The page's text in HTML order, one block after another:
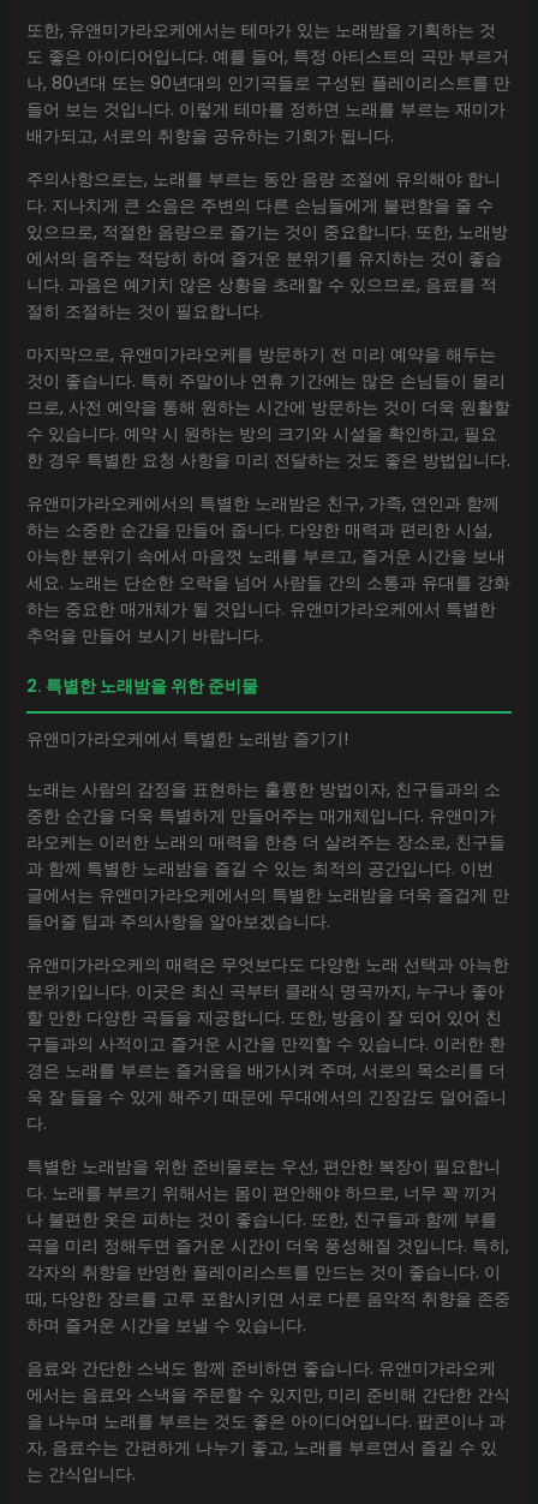
또한, 유앤미가라오케에서는 테마가 있는 노래밤을 기획하는 것
도 좋은 아이디어입니다. 예를 들어, 특정 아티스트의 곡만 부르거
나, 80년대 또는 90년대의 인기곡들로 구성된 플레이리스트를 만
들어 보는 것입니다. 이렇게 테마를 정하면 노래를 부르는 재미가
배가되고, 서로의 취향을 공유하는 기회가 됩니다.
주의사항으로는, 노래를 부르는 동안 음량 조절에 유의해야 합니
다. 지나치게 큰 소음은 주변의 다른 손님들에게 불편함을 줄 수
있으므로, 적절한 음량으로 즐기는 것이 중요합니다. 또한, 노래방
에서의 음주는 적당히 하여 즐거운 분위기를 유지하는 것이 좋습
니다. 과음은 예기치 않은 상황을 초래할 수 있으므로, 음료를 적
절히 조절하는 것이 필요합니다.
마지막으로, 유앤미가라오케를 방문하기 전 미리 예약을 해두는
것이 좋습니다. 특히 주말이나 연휴 기간에는 많은 손님들이 몰리
므로, 사전 예약을 통해 원하는 시간에 방문하는 것이 더욱 원활할
수 있습니다. 예약 시 원하는 방의 크기와 시설을 확인하고, 필요
한 경우 특별한 요청 사항을 미리 전달하는 것도 좋은 방법입니다.
유앤미가라오케에서의 특별한 노래밤은 친구, 가족, 연인과 함께
하는 소중한 순간을 만들어 줍니다. 다양한 매력과 편리한 시설,
아늑한 분위기 속에서 마음껏 노래를 부르고, 즐거운 시간을 보내
세요. 노래는 단순한 오락을 넘어 사람들 간의 소통과 유대를 강화
하는 중요한 매개체가 될 것입니다. 유앤미가라오케에서 특별한
추억을 만들어 보시기 바랍니다.
2. 특별한 노래밤을 위한 준비물
유앤미가라오케에서 특별한 노래밤 즐기기!
노래는 사람의 감정을 표현하는 훌륭한 방법이자, 친구들과의 소
중한 순간을 더욱 특별하게 만들어주는 매개체입니다. 유앤미가
라오케는 이러한 노래의 매력을 한층 더 살려주는 장소로, 친구들
과 함께 특별한 노래밤을 즐길 수 있는 최적의 공간입니다. 이번
글에서는 유앤미가라오케에서의 특별한 노래밤을 더욱 즐겁게 만
들어줄 팁과 주의사항을 알아보겠습니다.
유앤미가라오케의 매력은 무엇보다도 다양한 노래 선택과 아늑한
분위기입니다. 이곳은 최신 곡부터 클래식 명곡까지, 누구나 좋아
할 만한 다양한 곡들을 제공합니다. 또한, 방음이 잘 되어 있어 친
구들과의 사적이고 즐거운 시간을 만끽할 수 있습니다. 이러한 환
경은 노래를 부르는 즐거움을 배가시켜 주며, 서로의 목소리를 더
욱 잘 들을 수 있게 해주기 때문에 무대에서의 긴장감도 덜어줍니
다.
특별한 노래밤을 위한 준비물로는 우선, 편안한 복장이 필요합니
다. 노래를 부르기 위해서는 몸이 편안해야 하므로, 너무 꽉 끼거
나 불편한 옷은 피하는 것이 좋습니다. 또한, 친구들과 함께 부를
곡을 미리 정해두면 즐거운 시간이 더욱 풍성해질 것입니다. 특히,
각자의 취향을 반영한 플레이리스트를 만드는 것이 좋습니다. 이
때, 다양한 장르를 고루 포함시키면 서로 다른 음악적 취향을 존중
하며 즐거운 시간을 보낼 수 있습니다.
음료와 간단한 스낵도 함께 준비하면 좋습니다. 유앤미가라오케
에서는 음료와 스낵을 주문할 수 있지만, 미리 준비해 간단한 간식
을 나누며 노래를 부르는 것도 좋은 아이디어입니다. 팝콘이나 과
자, 음료수는 간편하게 나누기 좋고, 노래를 부르면서 즐길 수 있
는 간식입니다.